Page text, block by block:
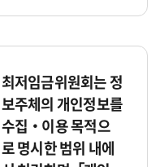
최저임금위원회는 정
보주체의 개인정보를
수집‧이용 목적으
로 명시한 범위 내에